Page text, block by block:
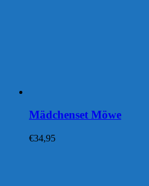
Mädchenset Möwe
€34,95